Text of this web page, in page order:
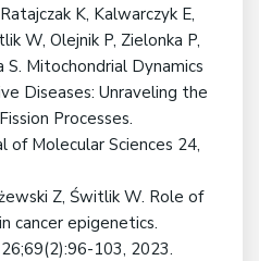
K, Kalwarczyk E,
W, Olejnik P, Zielonka P,
S. Mitochondrial Dynamics
Diseases: Unraveling the
Processes.
of Molecular Sciences 24,
Z, Świtlik W. Role of
cancer epigenetics.
103, 2023.